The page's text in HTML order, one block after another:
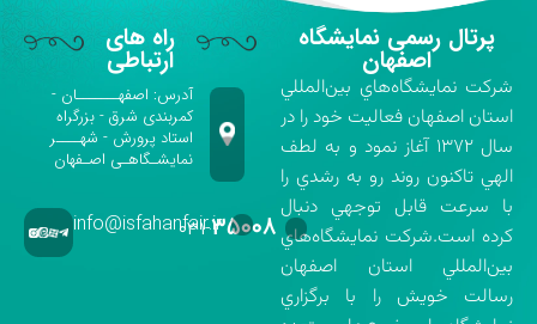
پرتال رسمی نمایشگاه
اصفهان
شركت نمايشگاه‌هاي بين‌المللي
استان اصفهان فعاليت خود را در
سال ۱۳۷۲ آغاز نمود و به لطف
الهي تاكنون روند رو به رشدي را
با سرعت قابل توجهي دنبال
كرده است.شركت نمايشگاه‌هاي
بين‌المللي استان اصفهان
رسالت خويش را با برگزاري
راه های
ارتباطی
آدرس: اصفهـــــــان -
کمربندی شرق - بزرگراه
استاد پرورش - شهــــر
نمایشـگاهـی اصـفهان
۰۳۱-۳۵۰۰۸info@isfahanfair.ir